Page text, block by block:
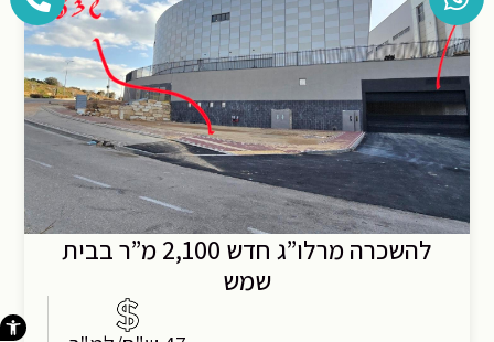
פתח
להשכרה מרלו”ג חדש 2,100 מ”ר בבית
שמש